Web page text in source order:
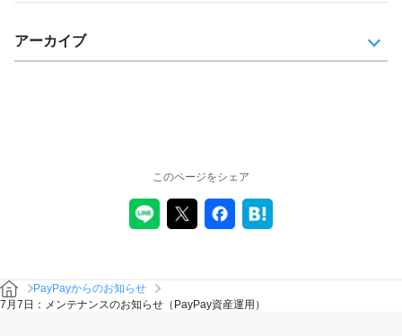
アーカイブ
このページをシェア
PayPayからのお知らせ
7月7日：メンテナンスのお知らせ（PayPay資産運用）